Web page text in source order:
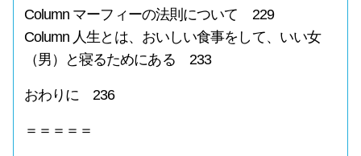
Column マーフィーの法則について 229
Column 人生とは、おいしい食事をして、いい女
（男）と寝るためにある 233
おわりに 236
＝＝＝＝＝